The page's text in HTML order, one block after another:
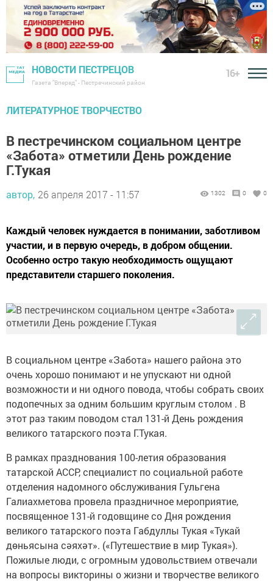
НОВОСТИ ПЕСТРЕЦОВ
Газета "Вперед" - Пестречинский район
16+
ЛИТЕРАТУРНОЕ ТВОРЧЕСТВО
В пестречинском социальном центре
«Забота» отметили День рождение
Г.Тукая
автор, 26 апреля 2017 - 11:57 1302 0 0
Каждый человек нуждается в понимании, заботливом
участии, и в первую очередь, в добром общении.
Особенно остро такую необходимость ощущают
представители старшего поколения.
В социальном центре «Забота» нашего района это
очень хорошо понимают и не упускают ни одной
возможности и ни одного повода, чтобы собрать своих
подопечных за одним большим круглым столом . В
этот раз таким поводом стал 131-й День рождения
великого татарского поэта Г.Тукая.
В рамках празднования 100-летия образования
татарской АССР, специалист по социальной работе
отделения надомного обслуживания Гульгена
Галиахметова провела праздничное мероприятие,
посвященное 131-й годовщине со Дня рождения
великого татарского поэта Габдуллы Тукая «Тукай
дөньясына сәяхәт». («Путешествие в мир Тукая»).
Пожилые люди, с огромным удовольствием отвечали
на вопросы викторины о жизни и творчестве великого